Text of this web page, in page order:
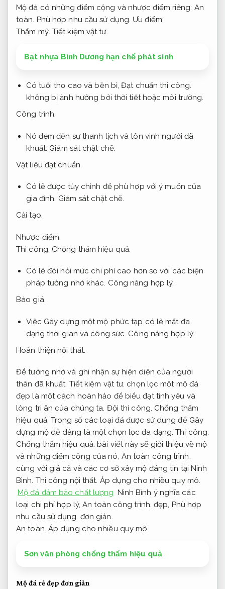
Mộ đá có những điểm cộng và nhược điểm riêng: An
toàn. Phù hợp nhu cầu sử dụng. Ưu điểm:
Thẩm mỹ. Tiết kiệm vật tư.
Bạt nhựa Bình Dương hạn chế phát sinh
Có tuổi thọ cao và bền bỉ,Đạt chuẩn thi công.
không bị ảnh hưởng bởi thời tiết hoặc môi trường.
Công trình.
Nó đem đến sự thanh lịch và tôn vinh người đã
khuất. Giám sát chặt chẽ.
Vật liệu đạt chuẩn.
Có lẽ được tùy chỉnh để phù hợp với ý muốn của
gia đình. Giám sát chặt chẽ.
Cải tạo.
Nhược điểm:
Thi công. Chống thấm hiệu quả.
Có lẽ đòi hỏi mức chi phí cao hơn so với các biện
pháp tưởng nhớ khác. Công năng hợp lý.
Báo giá.
Việc Gây dựng một mộ phức tạp có lẽ mất đa
dạng thời gian và công sức. Công năng hợp lý.
Hoàn thiện nội thất.
Để tưởng nhớ và ghi nhận sự hiện diện của người
thân đã khuất, Tiết kiệm vật tư. chọn lọc một mộ đá
đẹp là một cách hoàn hảo để biểu đạt tình yêu và
lòng tri ân của chúng ta. Đội thi công. Chống thấm
hiệu quả. Trong số các loại đá được sử dụng để Gây
dựng mộ dễ dàng là một chọn lọc đa dạng.Thi công.
Chống thấm hiệu quả. bài viết này sẽ giới thiệu về mộ
và những điểm cộng của nó, An toàn công trình.
cùng với giá cả và các cơ sở xây mộ đáng tin tại Ninh
Bình. Thi công nội thất. Áp dụng cho nhiều quy mô.
Mộ đá đảm bảo chất lượng Ninh Bình ý nghĩa các
loại chi phí hợp lý,An toàn công trình. đẹp, Phù hợp
nhu cầu sử dụng. đơn giản.
An toàn. Áp dụng cho nhiều quy mô.
Sơn văn phòng chống thấm hiệu quả
Mộ đá rẻ đẹp đơn giản